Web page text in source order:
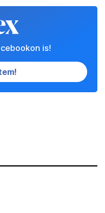
alaposan
vagy független
kérni, mielőtt